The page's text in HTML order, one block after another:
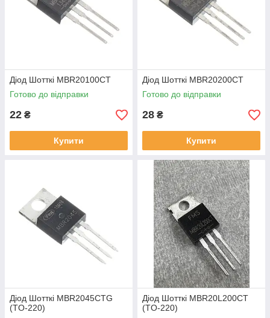
Діод Шотткі MBR20100CT
Готово до відправки
22 ₴
Купити
Діод Шотткі MBR20200CT
Готово до відправки
28 ₴
Купити
Діод Шотткі MBR2045CTG
(TO-220)
Діод Шотткі MBR20L200CT
(TO-220)